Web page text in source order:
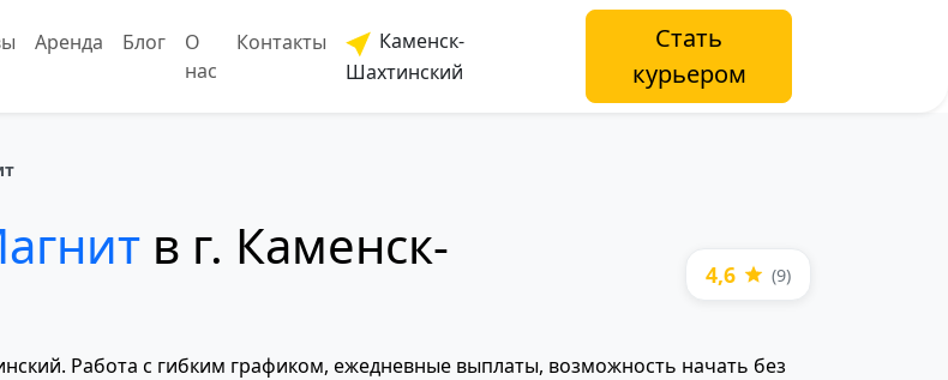
Аренда Блог
О
нас
Контакты
Каменск-
Шахтинский
Стать
курьером
в г. Каменск-
4,6 (9)
Работа с гибким графиком, ежедневные выплаты, возможность начать без